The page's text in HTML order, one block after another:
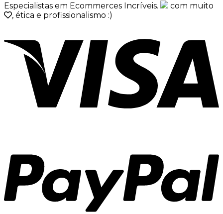
Especialistas em Ecommerces Incríveis.
com muito
, ética e profissionalismo :)